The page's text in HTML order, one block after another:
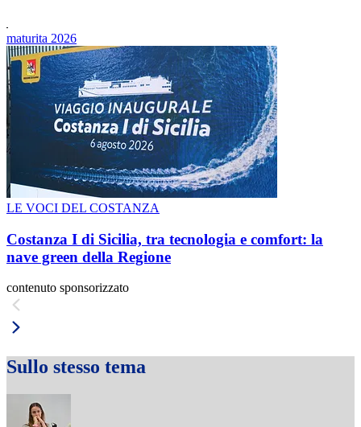
maturita 2026
LE VOCI DEL COSTANZA
Costanza I di Sicilia, tra tecnologia e comfort: la
nave green della Regione
contenuto sponsorizzato
Sullo stesso tema